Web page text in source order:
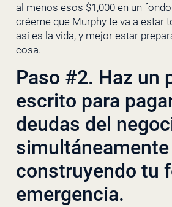
al menos esos $1,000 en un
créeme que Murphy te va a estar
así es la vida, y mejor estar
cosa.
Paso #2. Haz un
escrito para
deudas del
construyendo tu
emergencia.